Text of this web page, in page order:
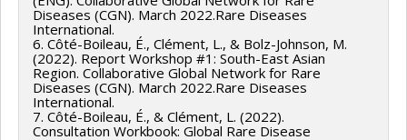
Diseases (CGN). March 2022.Rare Diseases
International.
6. Côté-Boileau, É., Clément, L., & Bolz-Johnson, M.
(2022). Report Workshop #1: South-East Asian
Region. Collaborative Global Network for Rare
Diseases (CGN). March 2022.Rare Diseases
International.
7. Côté-Boileau, É., & Clément, L. (2022).
Consultation Workbook: Global Rare Disease